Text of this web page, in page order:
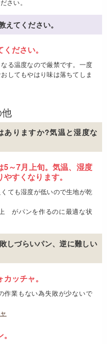
さい。
えてください。
ださい。
る温度なので厳禁です。一度
してもやはり味は落ちてしま
ありますか?気温と湿度な
5～7月上旬。気温、湿度
すくなります。
ても湿度が低いので生地が乾
パンを作るのに最適な状
しづらいパン、逆に難しい
カッチャ。
作業もない為失敗が少ないで